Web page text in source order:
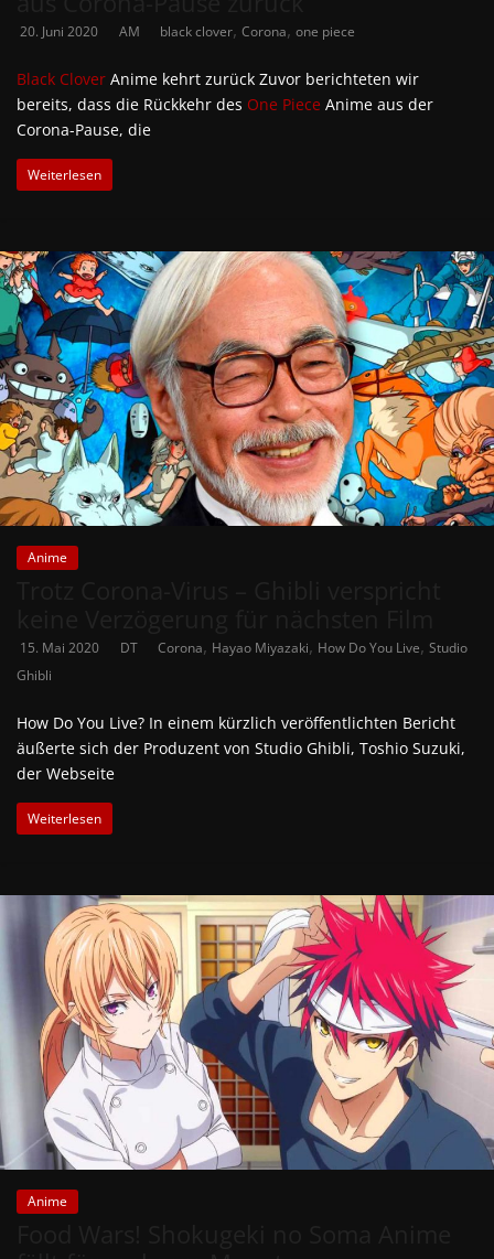
20. Juni 2020 AM black clover, Corona, one piece
Black Clover Anime kehrt zurück Zuvor berichteten wir
bereits, dass die Rückkehr des One Piece Anime aus der
Corona-Pause, die
Weiterlesen
Anime
15. Mai 2020 DT Corona, Hayao Miyazaki, How Do You Live, Studio
Ghibli
How Do You Live? In einem kürzlich veröffentlichten Bericht
äußerte sich der Produzent von Studio Ghibli, Toshio Suzuki,
der Webseite
Weiterlesen
Anime